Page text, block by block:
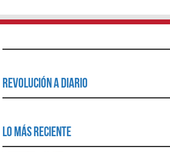
Revolución a Diario
Lo Más Reciente